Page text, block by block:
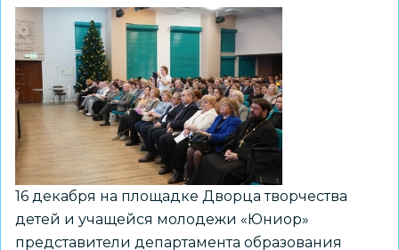
состоялось
17
февраля
16 декабря на площадке Дворца творчества
детей и учащейся молодежи «Юниор»
представители департамента образования